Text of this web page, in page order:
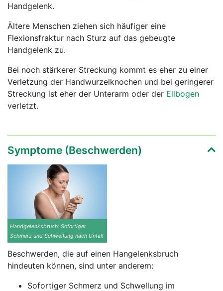
Handgelenk.
Ältere Menschen ziehen sich häufiger eine
Flexionsfraktur nach Sturz auf das gebeugte
Handgelenk zu.
Bei noch stärkerer Streckung kommt es eher zu einer
Verletzung der Handwurzelknochen und bei geringerer
Streckung ist eher der Unterarm oder der Ellbogen
verletzt.
Symptome (Beschwerden)
Handgelenksbruch: Sofortiger
Schmerz und Schwellung nach Unfall
Beschwerden, die auf einen Hangelenksbruch
hindeuten können, sind unter anderem:
Sofortiger Schmerz und Schwellung im